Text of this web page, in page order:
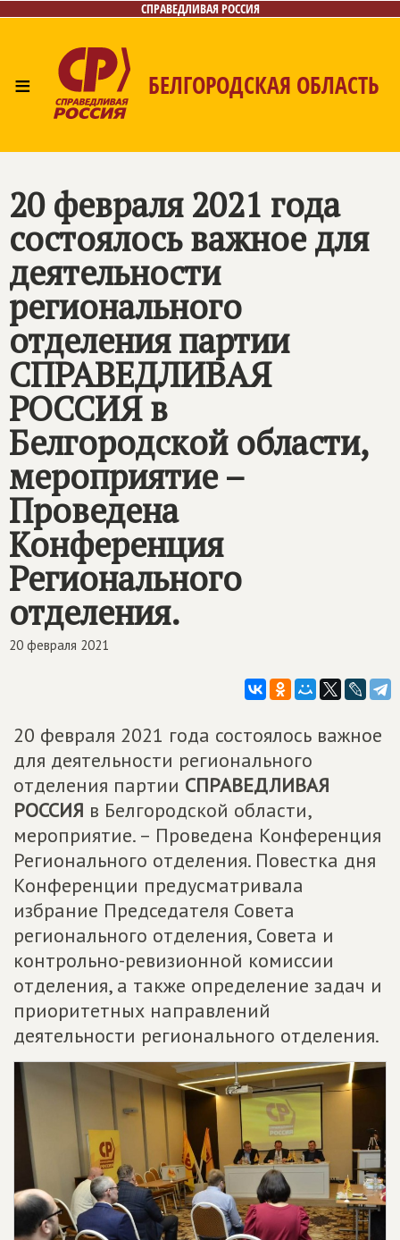
СПРАВЕДЛИВАЯ РОССИЯ
≡ БЕЛГОРОДСКАЯ ОБЛАСТЬ
Контакты
20 февраля 2021 года
состоялось важное для
деятельности
регионального
отделения партии
СПРАВЕДЛИВАЯ
РОССИЯв
Белгородской области,
мероприятие –
Проведена
Конференция
Регионального
отделения.
20 февраля 2021
20 февраля 2021 года состоялось важное
для деятельности регионального
отделения партии СПРАВЕДЛИВАЯ
РОССИЯ в Белгородской области,
мероприятие. – Проведена Конференция
Регионального отделения. Повестка дня
Конференции предусматривала
избрание Председателя Совета
регионального отделения, Совета и
контрольно-ревизионной комиссии
отделения, а также определение задач и
приоритетных направлений
деятельности регионального отделения.